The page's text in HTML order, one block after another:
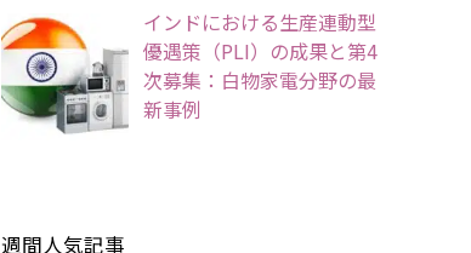
インドにおける生産連動型
優遇策（PLI）の成果と第4
次募集：白物家電分野の最
新事例
週間人気記事